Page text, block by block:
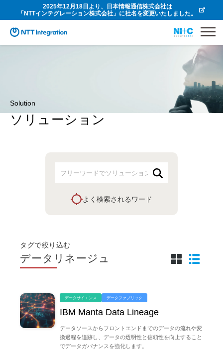
2025年12月18日より、日本情報通信株式会社は
「NTTインテグレーション株式会社」に社名を変更いたしました。
Solution
ソリューション
よく検索されるワード
タグで絞り込む
データリネージュ
データサイエンス データファブリック
IBM Manta Data Lineage
データソースからフロントエンドまでのデータの流れや変
換過程を追跡し、データの透明性と信頼性を向上すること
でデータガバナンスを強化します。